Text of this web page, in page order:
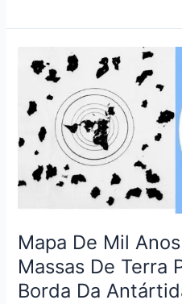
Mapa De Mil
Massas De Terra
Borda Da
Anos
Mostra
Imensas
Massas
De
Além
Da
Borda